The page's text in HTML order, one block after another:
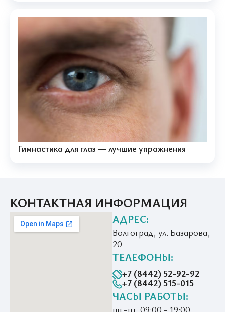
Гимнастика для глаз — лучшие упражнения
КОНТАКТНАЯ ИНФОРМАЦИЯ
АДРЕС:
Волгоград, ул. Базарова,
20
ТЕЛЕФОНЫ:
+7 (8442) 52-92-92
+7 (8442) 515-015
ЧАСЫ РАБОТЫ:
пн.-пт. 09:00 - 19:00